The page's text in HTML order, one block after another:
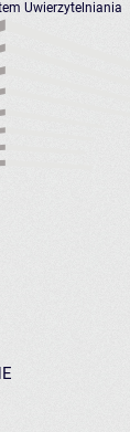
Uwierzytelniania